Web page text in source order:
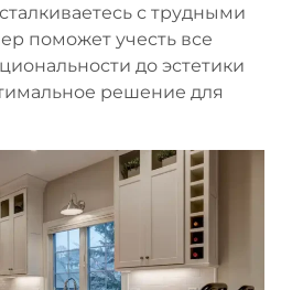
с трудными
поможет учесть все
до эстетики
решение для